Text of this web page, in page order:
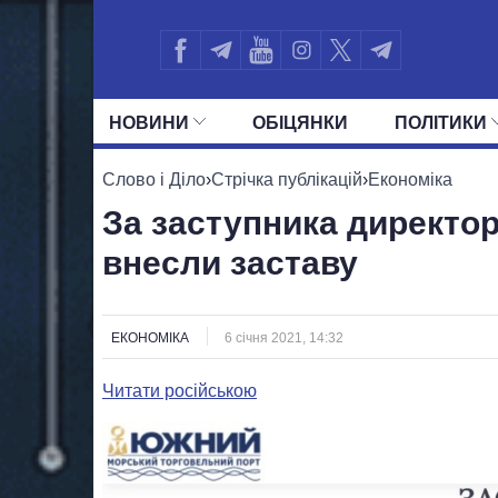
НОВИНИ ОБIЦЯНКИ ПОЛIТИКИ
УСІ ПОЛІТИКИ ПРЕЗИДЕНТ І ОФІС
Слово і Діло›Стрічка публікацій›Економіка
За заступника
внесли заставу
ЕКОНОМІКА 6 січня 2021, 14:32
Читати російською